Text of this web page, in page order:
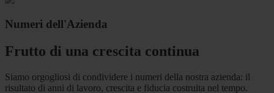
Numeri dell'Azienda
Frutto di una crescita continua
Siamo orgogliosi di condividere i numeri della nostra azienda: il
risultato di anni di lavoro, crescita e fiducia costruita nel tempo.